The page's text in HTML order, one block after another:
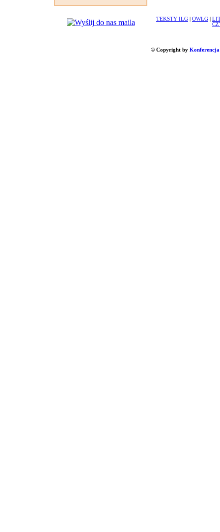
TEKSTY ILG OWLG
© Copyright by Konferencja